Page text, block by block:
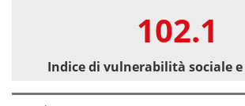
102.1
Indice di vulnerabilità sociale